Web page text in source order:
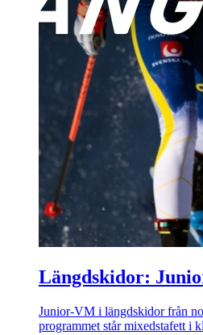
Längdskidor:
Junior-VM i längdskidor från
programmet står mixedstafett i